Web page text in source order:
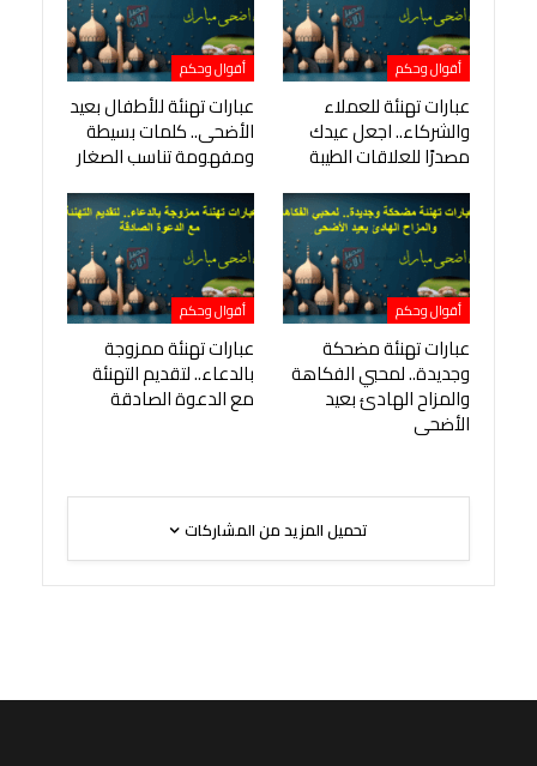
أقوال وحكم
عبارات تهنئة للعملاء
والشركاء.. اجعل عيدك
مصدرًا للعلاقات الطيبة
أقوال وحكم
عبارات تهنئة للأطفال بعيد
الأضحى.. كلمات بسيطة
ومفهومة تناسب الصغار
أقوال وحكم
عبارات تهنئة مضحكة
وجديدة.. لمحبي الفكاهة
والمزاح الهادئ بعيد
الأضحى
أقوال وحكم
عبارات تهنئة ممزوجة
بالدعاء.. لتقديم التهنئة
مع الدعوة الصادقة
تحميل المزيد من المشاركات